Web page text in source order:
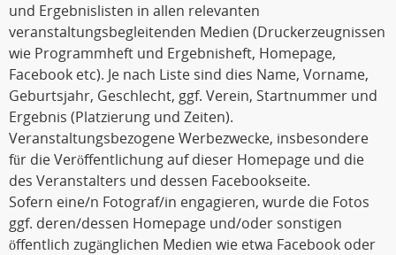
und Ergebnislisten in allen relevanten
veranstaltungsbegleitenden Medien (Druckerzeugnissen
wie Programmheft und Ergebnisheft, Homepage,
Facebook etc). Je nach Liste sind dies Name, Vorname,
Geburtsjahr, Geschlecht, ggf. Verein, Startnummer und
Ergebnis (Platzierung und Zeiten).
Veranstaltungsbezogene Werbezwecke, insbesondere
für die Veröffentlichung auf dieser Homepage und die
des Veranstalters und dessen Facebookseite.
Sofern eine/n Fotograf/in engagieren, wurde die Fotos
ggf. deren/dessen Homepage und/oder sonstigen
öffentlich zugänglichen Medien wie etwa Facebook oder